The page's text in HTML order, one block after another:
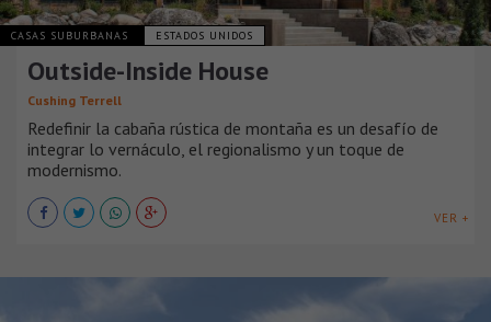
CASAS SUBURBANAS ESTADOS UNIDOS
Outside-Inside House
Cushing Terrell
Redefinir la cabaña rústica de montaña es un desafío de
integrar lo vernáculo, el regionalismo y un toque de
modernismo.
VER +